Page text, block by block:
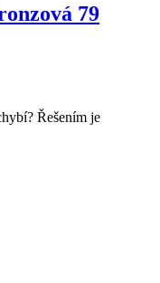
79
Řešením je